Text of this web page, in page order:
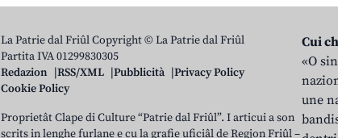
La Patrie dal Friûl Copyright © La Patrie dal Friûl
Partita IVA 01299830305
Redazion
RSS/XML Pubblicità
Privacy Policy
Cookie Policy
Proprietât Clape di Culture “Patrie dal Friûl”. I articui a son
scrits in lenghe furlane e cu la grafie uficiâl de Regjon Friûl –
Cui
«O
une